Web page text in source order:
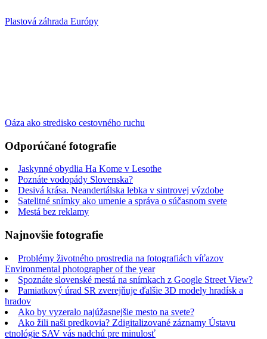
Plastová záhrada Európy
Oáza ako stredisko cestovného ruchu
Odporúčané fotografie
Jaskynné obydlia Ha Kome v Lesothe
Poznáte vodopády Slovenska?
Desivá krása. Neandertálska lebka v sintrovej výzdobe
Satelitné snímky ako umenie a správa o súčasnom svete
Mestá bez reklamy
Najnovšie fotografie
Problémy životného prostredia na fotografiách víťazov
Environmental photographer of the year
Spoznáte slovenské mestá na snímkach z Google Street View?
Pamiatkový úrad SR zverejňuje ďalšie 3D modely hradísk a
hradov
Ako by vyzeralo najúžasnejšie mesto na svete?
Ako žili naši predkovia? Zdigitalizované záznamy Ústavu
etnológie SAV vás nadchú pre minulosť